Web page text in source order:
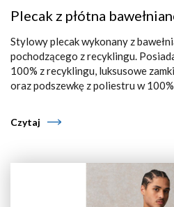
Plecak z płótna
Stylowy plecak wykonany z
pochodzącego z recyklingu.
100% z recyklingu, luksusowe
oraz podszewkę z poliestru w
Czytaj